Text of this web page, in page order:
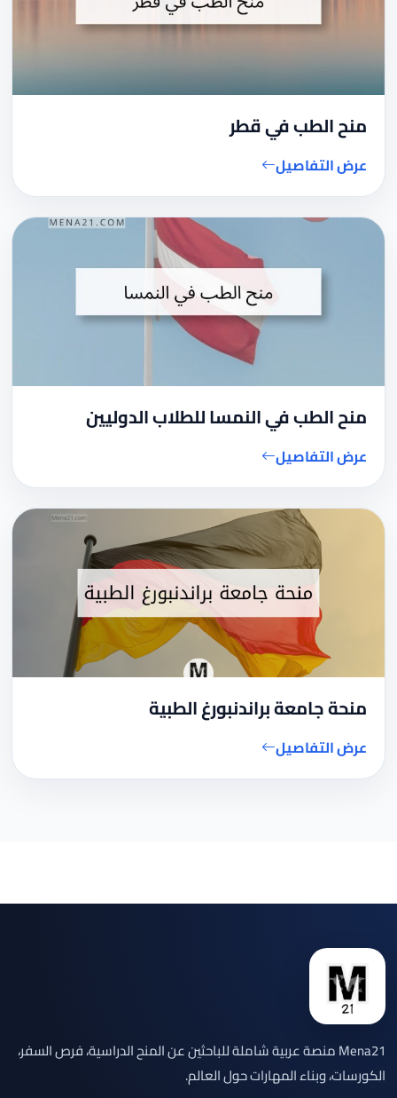
منح الطب في قطر
عرض التفاصيل
منح الطب في النمسا للطلاب الدوليين
عرض التفاصيل
منحة جامعة براندنبورغ الطبية
عرض التفاصيل
Mena21 منصة عربية شاملة للباحثين عن المنح الدراسية، فرص السفر،
الكورسات، وبناء المهارات حول العالم.